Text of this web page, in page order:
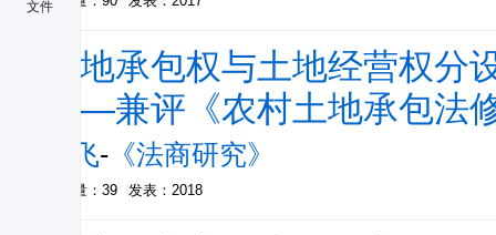
文件
土地承包权与土地经营权分
——兼评《农村土地承包法
高飞- 《法商研究》
被引量：39 发表：2018